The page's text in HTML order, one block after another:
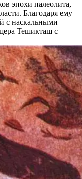
эпохи палеолита,
Благодаря ему
с наскальными
Тешикташ с